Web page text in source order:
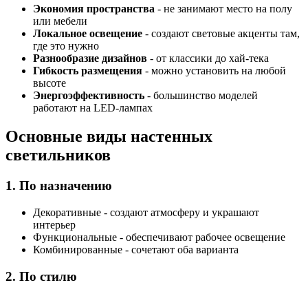
Экономия пространства - не занимают место на полу
или мебели
Локальное освещение - создают световые акценты там,
где это нужно
Разнообразие дизайнов - от классики до хай-тека
Гибкость размещения - можно установить на любой
высоте
Энергоэффективность - большинство моделей
работают на LED-лампах
Основные виды настенных
светильников
1. По назначению
Декоративные - создают атмосферу и украшают
интерьер
Функциональные - обеспечивают рабочее освещение
Комбинированные - сочетают оба варианта
2. По стилю